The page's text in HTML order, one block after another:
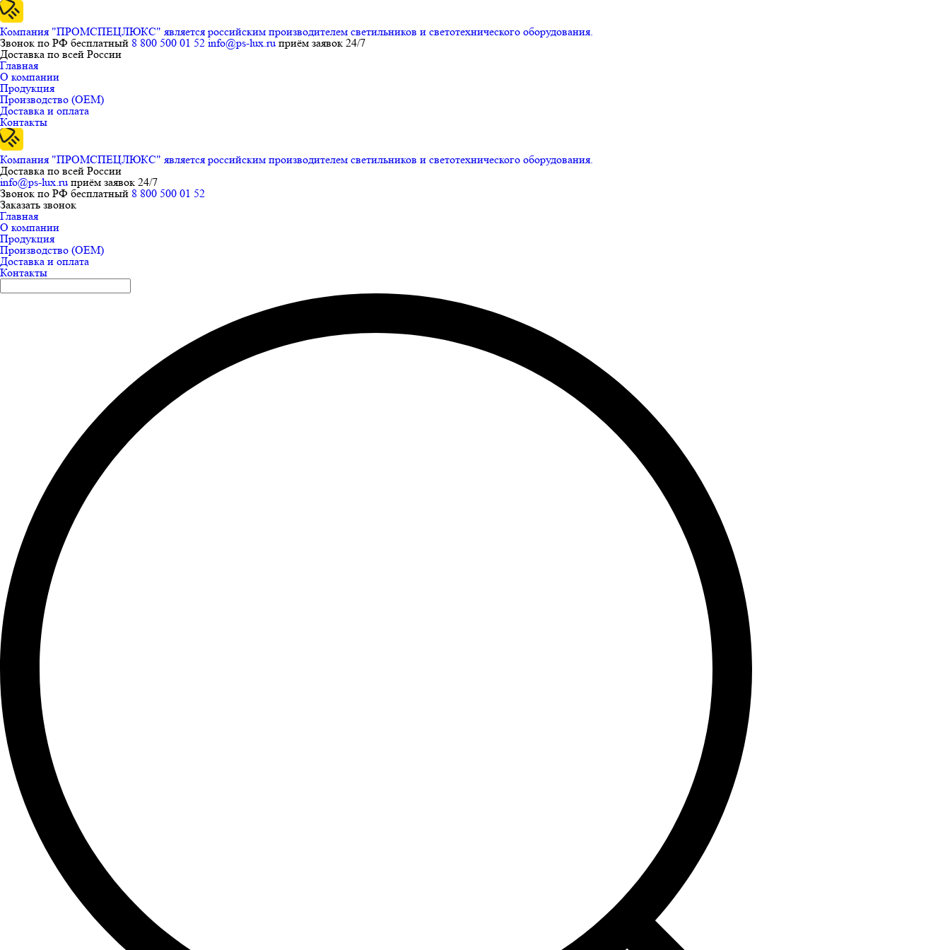
Компания "ПРОМСПЕЦЛЮКС" является российским производителем светильников и светотехнического оборудования.
Звонок по РФ бесплатный 8 800 500 01 52 info@ps-lux.ru приём заявок 24/7
Доставка по всей России
Главная
О компании
Продукция
Производство (ОЕМ)
Доставка и оплата
Контакты
Компания "ПРОМСПЕЦЛЮКС" является российским производителем светильников и светотехнического оборудования.
Доставка по всей России
info@ps-lux.ru приём заявок 24/7
Звонок по РФ бесплатный 8 800 500 01 52
Заказать звонок
Главная
О компании
Продукция
Производство (ОЕМ)
Доставка и оплата
Контакты